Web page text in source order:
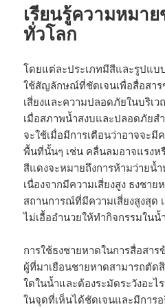
เรียนรู้ความหมา
ทั่วโลก
โดยแต่ละประเภทมีสีและรูปแ
ใช้สัญลักษณ์ที่ชัดเจนเพื่อสื่อสา
เสี่ยงและความปลอดภัยในบริเ
เมื่อสภาพน้ำสงบและปลอดภัยส
จะใช้เมื่อมีการเตือนว่าอาจจะมี
พื้นที่นั้นๆ เช่น คลื่นลมอาจแรงห
สีแดงจะหมายถึงการห้ามว่ายน้
เนื่องจากมีความเสี่ยงสูง ธงชา
สถานการณ์ที่มีความเสี่ยงสูงสุด
ไม่เอื้ออำนวยให้ทำกิจกรรมในน้
การใช้ธงชายหาดในการสื่อสา
ผู้ที่มาเยือนชายหาดสามารถตัด
ใดในน้ำและต้องระมัดระวังอะไ
ในจุดที่เห็นได้ชัดเจนและมีการ